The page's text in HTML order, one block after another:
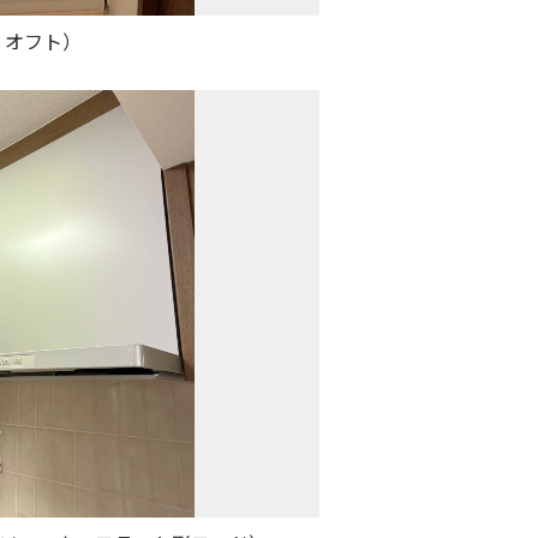
フト）